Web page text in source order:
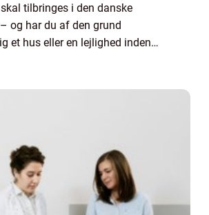
tilbringes i den danske
og har du af den grund
et hus eller en lejlighed inden